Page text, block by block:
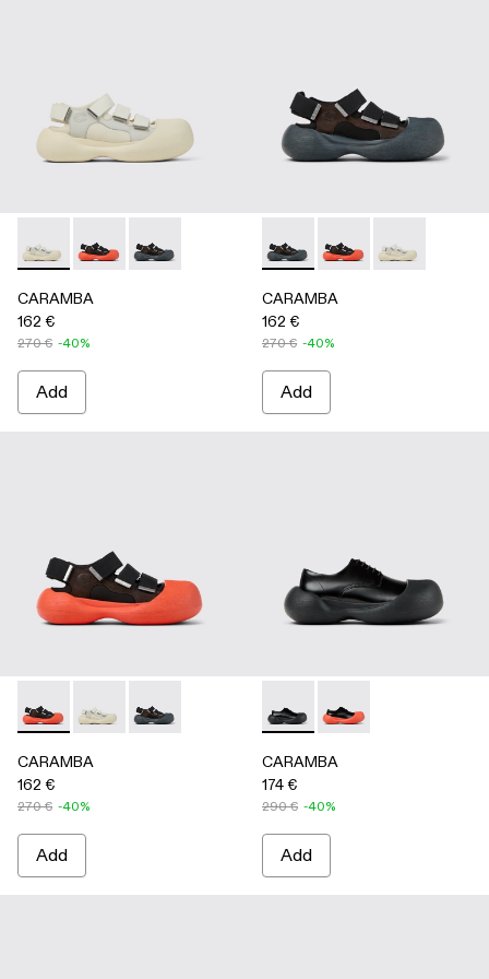
CARAMBA - A500053-004 - WHITE
CARAMBA - A500053-005 - BLACK
CARAMBA - A500053-001 - BLACK
CARAMBA
162 €
270 € -40%
Add
CARAMBA - A500053-001
CARAMBA -CARAMBA -
CARAMBA
162 €
270 € -40%
Add
CARAMBA - A500053-005 - BLACK
CARAMBA - A500053-004 - WHITE
CARAMBA - A500053-001 - BLACK
CARAMBA
162 €
270 € -40%
Add
CARAMBA - A500052-001
CARAMBA -
CARAMBA
174 €
290 € -40%
Add